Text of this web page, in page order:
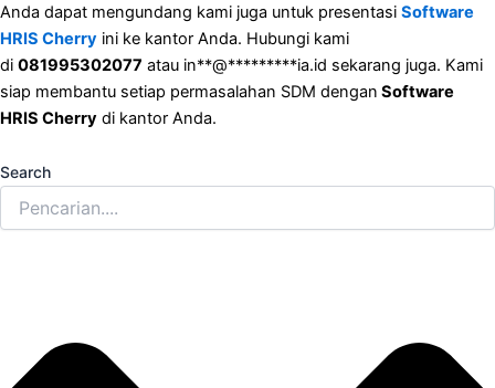
Anda dapat mengundang kami juga untuk presentasi Software
HRIS Cherry ini ke kantor Anda. Hubungi kami
di 081995302077 atau in**@*********ia.id sekarang juga. Kami
siap membantu setiap permasalahan SDM dengan Software
HRIS Cherry di kantor Anda.
Search